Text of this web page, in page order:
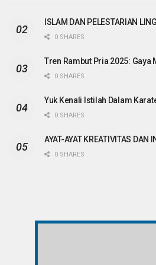
ISLAM DAN PELESTARIAN
0 SHARES
Tren Rambut Pria 2025:
0 SHARES
Yuk Kenali Istilah Dalam
0 SHARES
AYAT-AYAT KREATIVITAS DAN
0 SHARES